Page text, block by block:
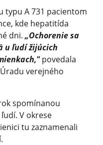
typu A 731 pacientom
kde hepatitída
dni. „Ochorenie sa
u ľudí žijúcich
povedala
verejného
spomínanou
V okrese
tu zaznamenali